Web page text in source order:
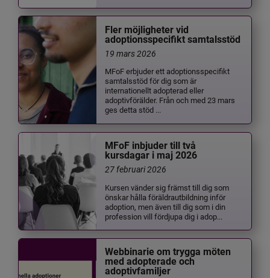
Fler möjligheter vid
adoptionsspecifikt samtalsstöd
19 mars 2026
MFoF erbjuder ett adoptionsspecifikt
samtalsstöd för dig som är
internationellt adopterad eller
adoptivförälder. Från och med 23 mars
ges detta stöd ...
MFoF inbjuder till två
kursdagar i maj 2026
27 februari 2026
Kursen vänder sig främst till dig som
önskar hålla föräldrautbildning inför
adoption, men även till dig som i din
profession vill fördjupa dig i adop...
Webbinarie om trygga möten
med adopterade och
adoptivfamiljer